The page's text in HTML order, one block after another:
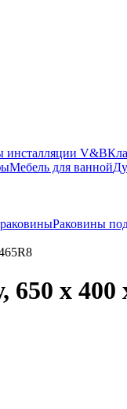
инсталляции V&B
Мебель для ванной
Раковины
650 x